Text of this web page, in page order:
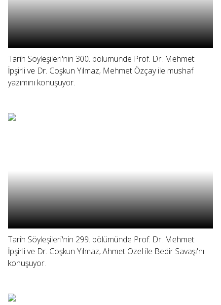
Tarih Söyleşileri'nin 300. bölümünde Prof. Dr. Mehmet
İpşirli ve Dr. Coşkun Yılmaz, Mehmet Özçay ile mushaf
yazımını konuşuyor.
Tarih Söyleşileri'nin 299. bölümünde Prof. Dr. Mehmet
İpşirli ve Dr. Coşkun Yılmaz, Ahmet Özel ile Bedir Savaşı'nı
konuşuyor.